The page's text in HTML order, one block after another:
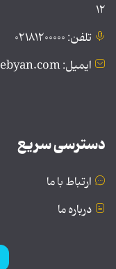
۱۲
تلفن: ۰۲۱۸۱۲۰۰۰۰۰
ایمیل: public@tebyan.com
دسترسی سریع
ارتباط با ما
درباره ما